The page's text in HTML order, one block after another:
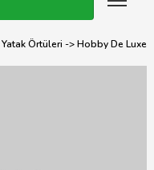
Yatak Örtüleri -> Hobby De Luxe